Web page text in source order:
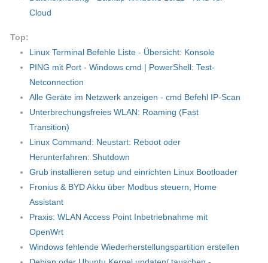
Cloud
Top:
Linux Terminal Befehle Liste - Übersicht: Konsole
PING mit Port - Windows cmd | PowerShell: Test-
Netconnection
Alle Geräte im Netzwerk anzeigen - cmd Befehl IP-Scan
Unterbrechungsfreies WLAN: Roaming (Fast
Transition)
Linux Command: Neustart: Reboot oder
Herunterfahren: Shutdown
Grub installieren setup und einrichten Linux Bootloader
Fronius & BYD Akku über Modbus steuern, Home
Assistant
Praxis: WLAN Access Point Inbetriebnahme mit
OpenWrt
Windows fehlende Wiederherstellungspartition erstellen